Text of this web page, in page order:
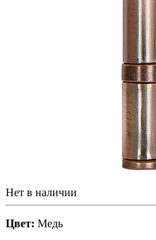
Нет в наличии
Цвет: Медь